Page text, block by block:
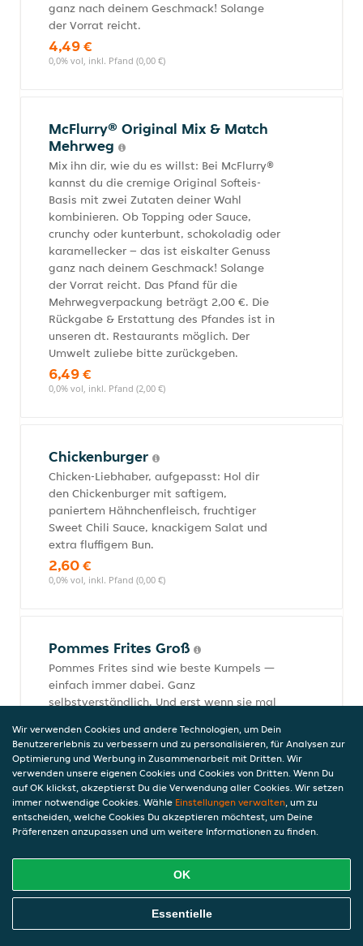
ganz nach deinem Geschmack! Solange
der Vorrat reicht.
4,49 €
0,0% vol, inkl. Pfand (0,00 €)
McFlurry® Original Mix & Match
Mehrweg
Mix ihn dir, wie du es willst: Bei McFlurry®
kannst du die cremige Original Softeis-
Basis mit zwei Zutaten deiner Wahl
kombinieren. Ob Topping oder Sauce,
crunchy oder kunterbunt, schokoladig oder
karamellecker – das ist eiskalter Genuss
ganz nach deinem Geschmack! Solange
der Vorrat reicht. Das Pfand für die
Mehrwegverpackung beträgt 2,00 €. Die
Rückgabe & Erstattung des Pfandes ist in
unseren dt. Restaurants möglich. Der
Umwelt zuliebe bitte zurückgeben.
6,49 €
0,0% vol, inkl. Pfand (2,00 €)
Chickenburger
Chicken-Liebhaber, aufgepasst: Hol dir
den Chickenburger mit saftigem,
paniertem Hähnchenfleisch, fruchtiger
Sweet Chili Sauce, knackigem Salat und
extra fluffigem Bun.
2,60 €
0,0% vol, inkl. Pfand (0,00 €)
Pommes Frites Groß
Pommes Frites sind wie beste Kumpels —
einfach immer dabei. Ganz
selbstverständlich. Und erst wenn sie mal
sind. Danke, dass es euch gibt.
4,49 €
0,0% vol, inkl. Pfand (0,00 €)
Hamburger
Jetzt noch frischer, saftiger und einfach
mehr mhmm: unser Hamburger! Das
Original mit saftigem Rindfleisch,
Zwiebeln, Gurke, Ketchup, Senf und extra
fluffigem Bun.
Online Essen Bestellen
Wir verwenden Cookies und andere Technologien, um Dein
Benutzererlebnis zu verbessern und zu personalisieren, für Analysen zur
Optimierung und Werbung in Zusammenarbeit mit Dritten. Wir
verwenden unsere eigenen Cookies und Cookies von Dritten. Wenn Du
auf OK klickst, akzeptierst Du die Verwendung aller Cookies. Wir setzen
immer notwendige Cookies. Wähle Einstellungen verwalten, um zu
entscheiden, welche Cookies Du akzeptieren möchtest, um Deine
Präferenzen anzupassen und um weitere Informationen zu finden.
OK
Essentielle